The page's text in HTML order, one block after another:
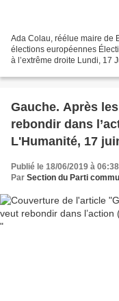
Ada Colau, réélue maire de
élections européennes
à l’extrême droite Lundi, 17
Gauche. Après
rebondir dans
L'Humanité, 17
Publié le 18/06/2019 à 06:38
Par Section du Parti